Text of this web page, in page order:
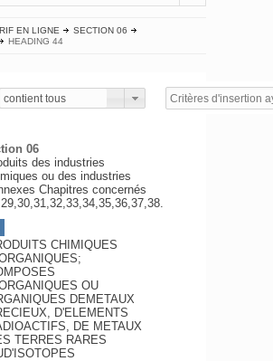
EN LIGNE
SECTION 06
HEADING 44
contient tous
06
des industries
ou des industries
Chapitres concernés
CHIMIQUES
OU
DEMETAUX
D'ELEMENTS
DE METAUX
TERRES RARES